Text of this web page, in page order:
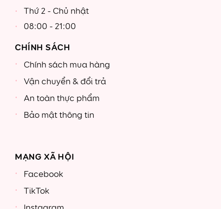
Thứ 2 - Chủ nhật
08:00 - 21:00
CHÍNH SÁCH
Chính sách mua hàng
Vận chuyển & đổi trả
An toàn thực phẩm
Bảo mật thông tin
MẠNG XÃ HỘI
Facebook
TikTok